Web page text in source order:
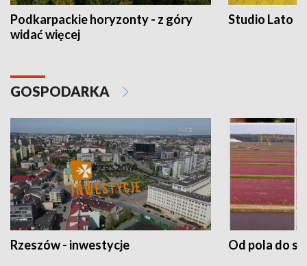
Podkarpackie horyzonty - z góry
widać więcej
Studio Lato
GOSPODARKA
Rzeszów - inwestycje Od pola do